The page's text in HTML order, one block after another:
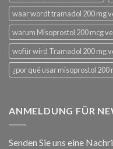
waar wordt tramadol 200 mg
warum Misoprostol 200 mcg
wofür wird Tramadol 200 mg
¿por qué usar misoprostol 200
ANMELDUNG FÜR
Senden Sie uns eine